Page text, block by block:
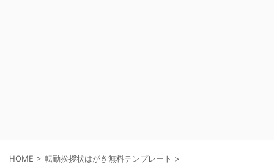
HOME > 転勤挨拶状はがき無料テンプレート >